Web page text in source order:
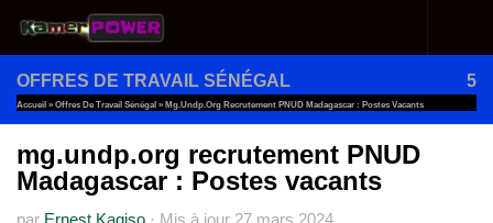
Au dessous du contenu
OFFRES DE TRAVAIL SÉNÉGAL 5
Accueil » Offres De Travail Sénégal » Mg.undp.org Recrutement PNUD Madagascar : Postes Vacants
mg.undp.org recrutement PNUD
Madagascar : Postes vacants